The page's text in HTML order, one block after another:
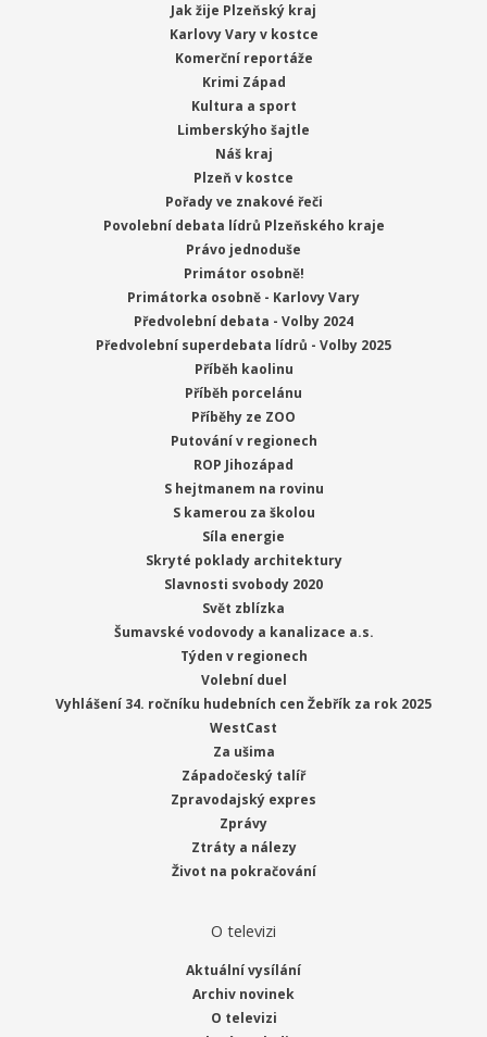
Jak žije Plzeňský kraj
Karlovy Vary v kostce
Komerční reportáže
Krimi Západ
Kultura a sport
Limberskýho šajtle
Náš kraj
Plzeň v kostce
Pořady ve znakové řeči
Povolební debata lídrů Plzeňského kraje
Právo jednoduše
Primátor osobně!
Primátorka osobně - Karlovy Vary
Předvolební debata - Volby 2024
Předvolební superdebata lídrů - Volby 2025
Příběh kaolinu
Příběh porcelánu
Příběhy ze ZOO
Putování v regionech
ROP Jihozápad
S hejtmanem na rovinu
S kamerou za školou
Síla energie
Skryté poklady architektury
Slavnosti svobody 2020
Svět zblízka
Šumavské vodovody a kanalizace a.s.
Týden v regionech
Volební duel
Vyhlášení 34. ročníku hudebních cen Žebřík za rok 2025
WestCast
Za ušima
Západočeský talíř
Zpravodajský expres
Zprávy
Ztráty a nálezy
Život na pokračování
O televizi
Aktuální vysílání
Archiv novinek
O televizi